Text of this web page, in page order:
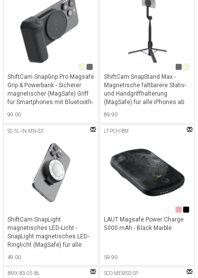
ShiftCam SnapGrip Pro Magsafe
Grip & Powerbank - Sicherer
magnetischer (MagSafe) Griff
für Smartphones mit Bluetooth-
5'000mAh & Qi2 Charging
portabler Dock für alle iPhones
ab iPhone 12 (MagSafe) -
99.00
ShiftCam SnapStand Max -
Magnetische faltbarere Stativ-
und Handgriffhalterung
(MagSafe) für alle iPhones ab
Magentic Sticker (im
zu 180cm & Bluetooth-
Fernbedienung - Midnight
89.90
SC-SL-IN-MN-EF
ShiftCam SnapLight
magnetisches LED-Licht -
SnapLight magnetisches LED-
Ringlicht (MagSafe) für alle
Smartphones mit Magnetic
49.00
LT-PCH-BM
LAUT Magsafe Power Charge
5000 mAh - Black Marble
59.90
BMX-B3-05-BL SCO-MEMSD-SP